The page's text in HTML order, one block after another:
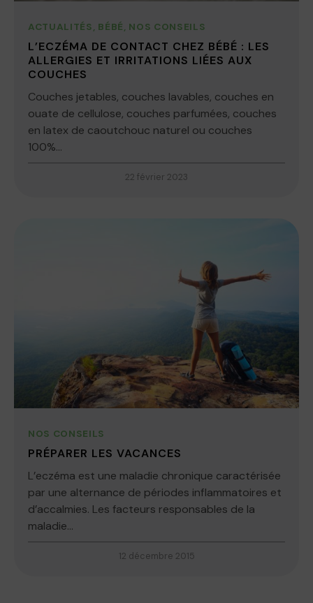
ACTUALITÉS, BÉBÉ, NOS CONSEILS
L’ECZÉMA DE CONTACT CHEZ BÉBÉ : LES
ALLERGIES ET IRRITATIONS LIÉES AUX
COUCHES
Couches jetables, couches lavables, couches en
ouate de cellulose, couches parfumées, couches
en latex de caoutchouc naturel ou couches
100%...
22 février 2023
NOS CONSEILS
PRÉPARER LES VACANCES
L’eczéma est une maladie chronique caractérisée
par une alternance de périodes inflammatoires et
d’accalmies. Les facteurs responsables de la
maladie...
12 décembre 2015